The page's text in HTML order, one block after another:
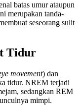
batas umur ataupun
merupakan tanda-
seseorang sulit
Tidur
movement) dan
tidur. NREM terjadi
sedangkan REM
mimpi.